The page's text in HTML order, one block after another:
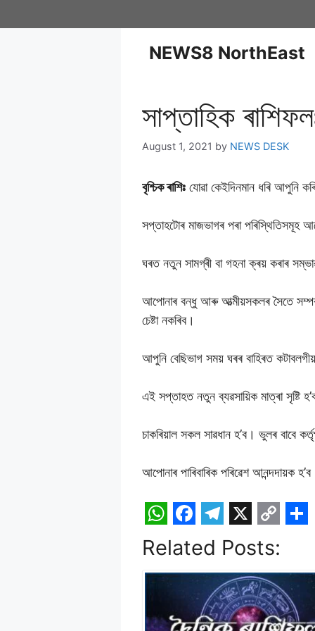
NEWS8 NorthEast
সাপ্তাহিক
August 1, 2021 by NEWS DESK
বৃশ্চিক ৰাশিঃ যোৱা কেইদিনমান ধৰি আপুনি
সপ্তাহটোৰ মাজভাগৰ পৰা পৰিস্থিতিসমূহ
ঘৰত নতুন সামগ্ৰী বা গহনা ক্ৰয় কৰাৰ
আপোনাৰ বন্ধু আৰু আত্মীয়সকলৰ সৈতে
চেষ্টা নকৰিব।
আপুনি বেছিভাগ সময় ঘৰৰ বাহিৰত
এই সপ্তাহত নতুন ব্যৱসায়িক মাত্ৰা সৃষ্টি
চাকৰিয়াল সকল সাৱধান হ’ব। ভুলৰ বাবে
আপোনাৰ পাৰিবাৰিক পৰিৱেশ আনন্দদায়ক
W
h
a
s
F
a
c
e
b
T
e
l
e
g
X
C
o
p
y
L
a
r
e
Related Posts: